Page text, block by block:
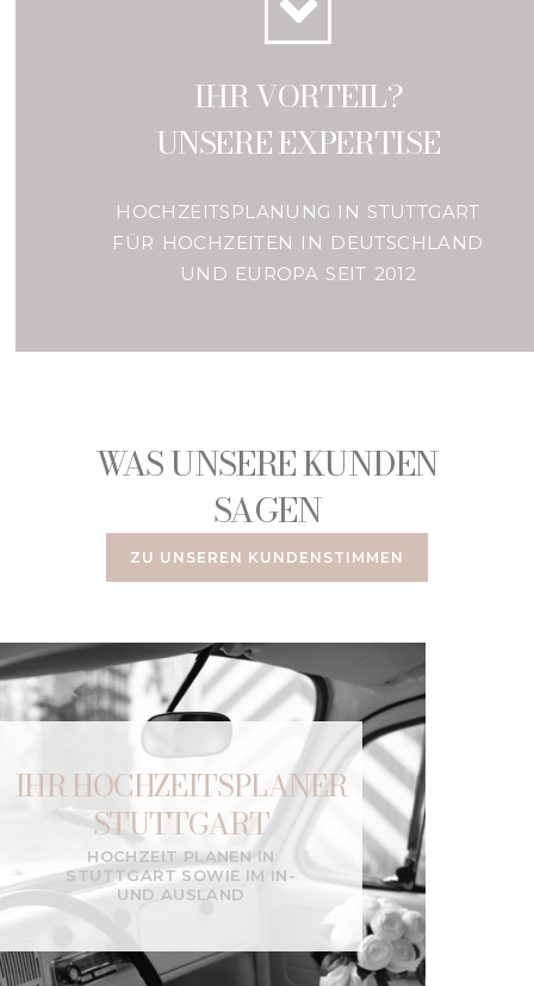
IHR VORTEIL?
UNSERE EXPERTISE
HOCHZEITSPLANUNG IN STUTTGART
FÜR HOCHZEITEN IN DEUTSCHLAND
UND EUROPA SEIT 2012
WAS UNSERE KUNDEN
SAGEN
ZU UNSEREN KUNDENSTIMMEN
IHR HOCHZEITSPLANER
STUTTGART
HOCHZEIT PLANEN IN
STUTTGART SOWIE IM IN-
UND AUSLAND